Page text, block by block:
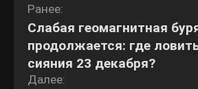
Навигация
по
записям
Ранее:
Слабая геомагнитная
продолжается: где
сияния 23 декабря?
Далее: